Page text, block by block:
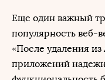
Еще один важный
популярность веб-
«После удаления
приложений